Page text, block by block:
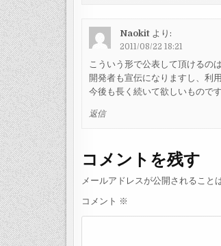
Naokit より:
2011/08/22 18:21
こういう形で公表して頂けるの
開発者も宣伝になりますし、利
今後も長く続いて欲しいものです
返信
コメントを残す
メールアドレスが公開されること
コメント ※